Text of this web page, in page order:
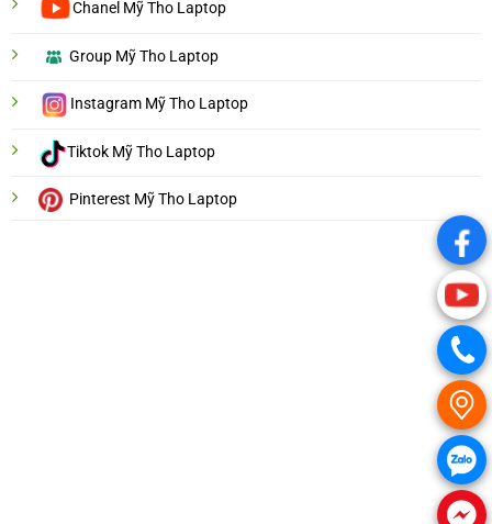
Chanel Mỹ Tho Laptop
Group Mỹ Tho Laptop
Instagram Mỹ Tho Laptop
Tiktok Mỹ Tho Laptop
Pinterest Mỹ Tho Laptop
.
.
.
.
.
.